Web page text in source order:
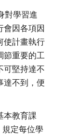
對學習進
會因各項因
使計畫執行
節重要的工
可堅持達不
達不到，便
本教育課
定每位學